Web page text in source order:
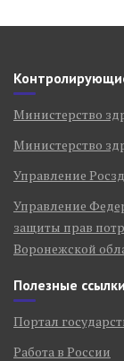
Министерство
Министерство
Управление
Управление
защиты прав
Воронежской
Полезные ссылки
Портал
Работа в России